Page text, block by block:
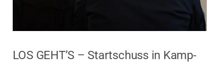
LOS GEHT’S – Startschuss in Kamp-